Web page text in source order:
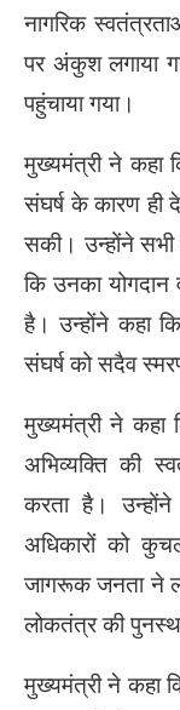
नागरिक
पर अंकुश लगाया
पहुंचाया गया।
मुख्यमंत्री ने कहा
संघर्ष के कारण ही
सकी। उन्होंने
कि उनका योगदान
है। उन्होंने कहा
संघर्ष को सदैव
मुख्यमंत्री ने कहा
अभिव्यक्ति की
करता है।
अधिकारों को
जागरूक जनता ने
लोकतंत्र की
मुख्यमंत्री ने कहा